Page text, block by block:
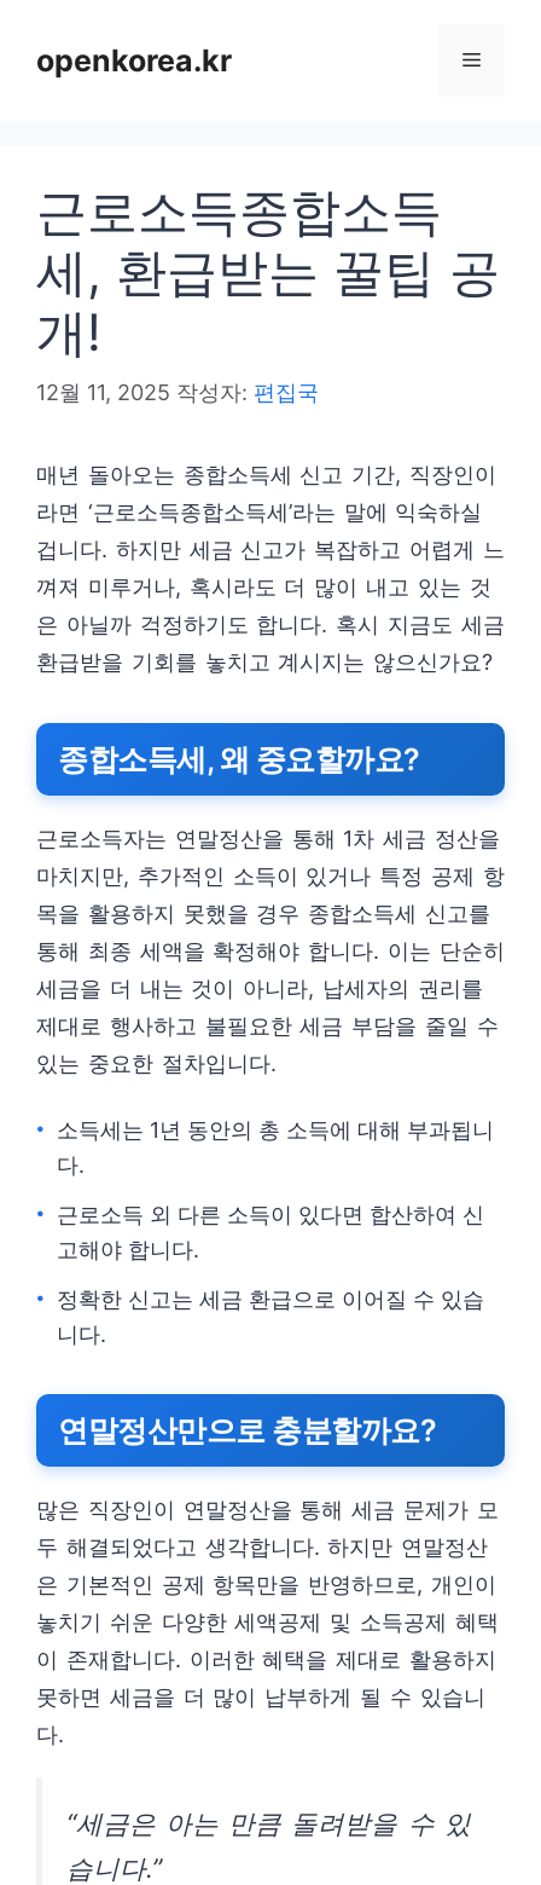
openkorea.kr 메
근로소득종합소득
세, 환급받는 꿀팁 공
개!
12월 11, 2025 작성자: 편집국
매년 돌아오는 종합소득세 신고 기간, 직장인이
라면 ‘근로소득종합소득세’라는 말에 익숙하실
겁니다. 하지만 세금 신고가 복잡하고 어렵게 느
껴져 미루거나, 혹시라도 더 많이 내고 있는 것
은 아닐까 걱정하기도 합니다. 혹시 지금도 세금
환급받을 기회를 놓치고 계시지는 않으신가요?
종합소득세, 왜 중요할까요?
근로소득자는 연말정산을 통해 1차 세금 정산을
마치지만, 추가적인 소득이 있거나 특정 공제 항
목을 활용하지 못했을 경우 종합소득세 신고를
통해 최종 세액을 확정해야 합니다. 이는 단순히
세금을 더 내는 것이 아니라, 납세자의 권리를
제대로 행사하고 불필요한 세금 부담을 줄일 수
있는 중요한 절차입니다.
소득세는 1년 동안의 총 소득에 대해 부과됩니
다.
근로소득 외 다른 소득이 있다면 합산하여 신
고해야 합니다.
정확한 신고는 세금 환급으로 이어질 수 있습
니다.
연말정산만으로 충분할까요?
많은 직장인이 연말정산을 통해 세금 문제가 모
두 해결되었다고 생각합니다. 하지만 연말정산
은 기본적인 공제 항목만을 반영하므로, 개인이
놓치기 쉬운 다양한 세액공제 및 소득공제 혜택
이 존재합니다. 이러한 혜택을 제대로 활용하지
못하면 세금을 더 많이 납부하게 될 수 있습니
다.
“세금은 아는 만큼 돌려받을 수 있
습니다.”